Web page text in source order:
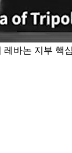
바논 지부